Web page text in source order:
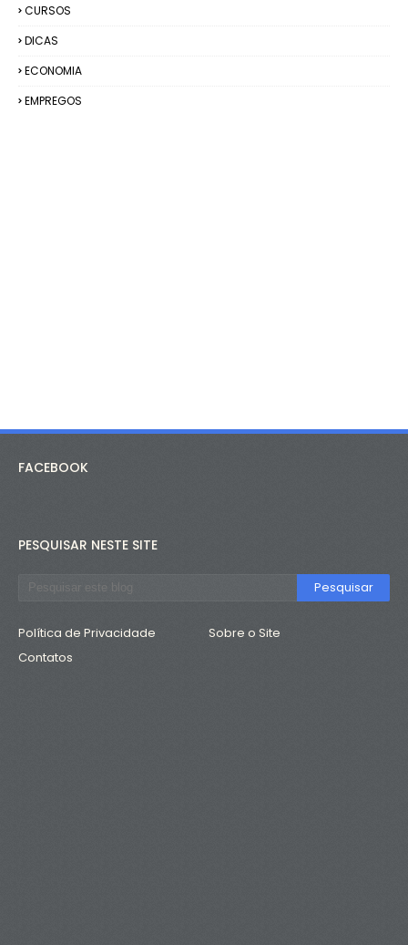
CURSOS
DICAS
ECONOMIA
EMPREGOS
FACEBOOK
PESQUISAR NESTE SITE
Política de Privacidade
Sobre o Site
Contatos